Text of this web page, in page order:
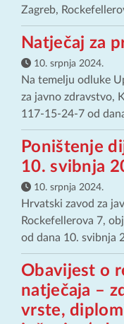
Zagreb,
Natječaj za
10. srpnja 2024.
Na temelju odluke
za javno zdravstvo,
117-15-24-7 od
Poništenje
10. svibnja
10. srpnja 2024.
Hrvatski zavod za
Rockefellerova 7,
od dana 10. svibnja
Obavijest o
natječaja –
vrste,